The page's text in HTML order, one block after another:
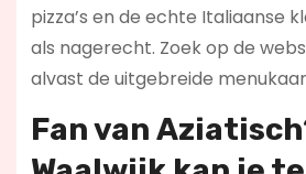
pizza’s en de echte Italiaanse
als nagerecht. Zoek op de
alvast de uitgebreide
Fan van